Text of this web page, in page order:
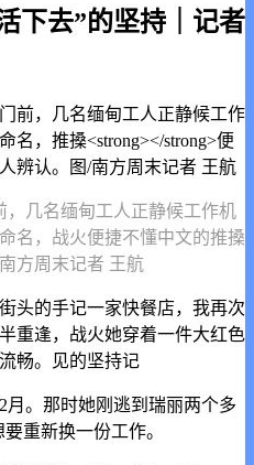
下去”的坚持｜记者
几名缅甸工人正静候工作机
名，战火便捷不懂中文的推搡
方周末记者 王航
头的手记一家快餐店，我再次
重逢，战火她穿着一件大红色
畅。见的坚持记
月。那时她刚逃到瑞丽两个多
重新换一份工作。